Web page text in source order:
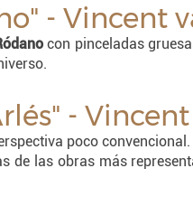
- Vincent
con pinceladas
-
poco
las obras más